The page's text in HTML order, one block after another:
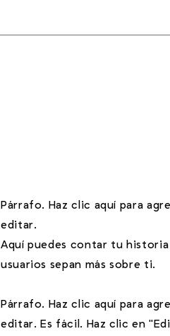
Párrafo. Haz clic aquí para
editar.
Aquí puedes contar tu
usuarios sepan más sobre ti.
Párrafo. Haz clic aquí para
editar. Es fácil. Haz clic en